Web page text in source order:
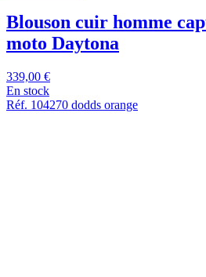
Blouson cuir homme
moto Daytona
339,00 €
En stock
Réf. 104270 dodds orange